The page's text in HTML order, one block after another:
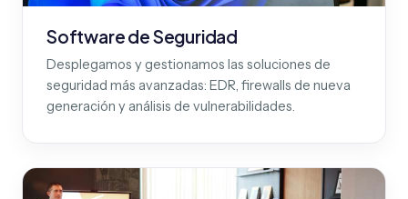
Software de Seguridad
Desplegamos y gestionamos las soluciones de
seguridad más avanzadas: EDR, firewalls de nueva
generación y análisis de vulnerabilidades.